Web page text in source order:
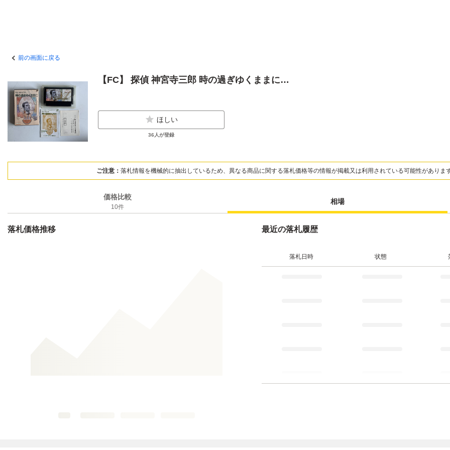
前の画面に戻る
【FC】 探偵 神宮寺三郎 時の過ぎゆくままに…
ほしい
36 人が登録
ご注意： 落札情報を機械的に抽出しているため、異なる商品に関する落札価格等の情報が掲載又は利用されている可能性がありま
価格比較
10件
相場
落札価格推移 最近の落札履歴
落札日時 状態